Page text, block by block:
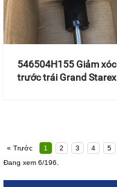
546504H155 Giảm xóc
trước trái Grand Starex
« Trước 1 2 3 4 5
Đang xem 6/196.